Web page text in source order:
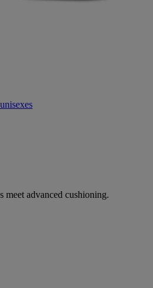
meet advanced cushioning.